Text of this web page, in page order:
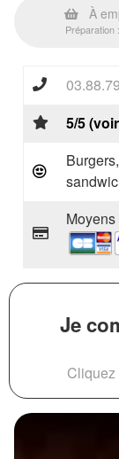
À
Préparation
5/5
Je
Cliquez